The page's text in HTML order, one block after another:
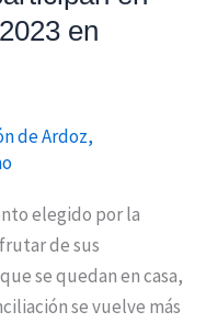
en
de Ardoz,
elegido por la
de sus
se quedan en casa,
se vuelve más